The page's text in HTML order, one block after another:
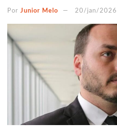
Por Junior Melo 20/jan/2026